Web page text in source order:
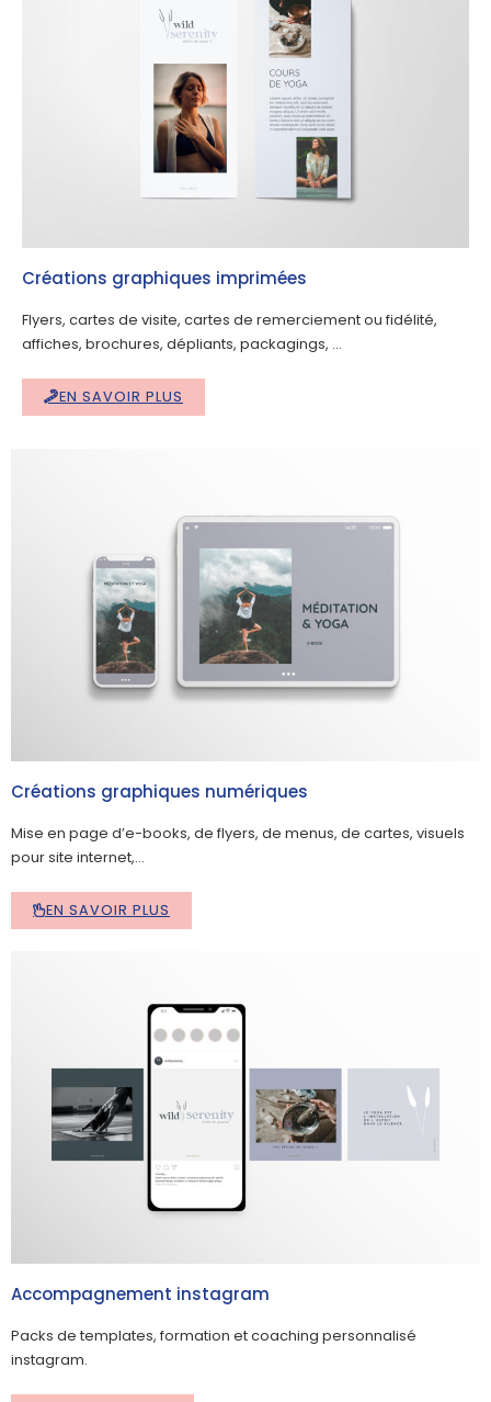
Créations graphiques imprimées
Flyers, cartes de visite, cartes de remerciement ou fidélité,
affiches, brochures, dépliants, packagings, …
EN SAVOIR PLUS
Créations graphiques numériques
Mise en page d’e-books, de flyers, de menus, de cartes, visuels
pour site internet,…
EN SAVOIR PLUS
Accompagnement instagram
Packs de templates, formation et coaching personnalisé
instagram.